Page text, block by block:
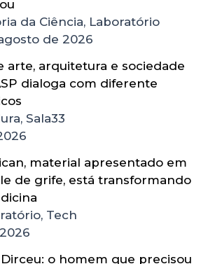
da Ciência, Laboratório
de 2026
arte, arquitetura e sociedade
dialoga com diferente
Sala33
material apresentado em
de grife, está transformando
Tech
o homem que precisou